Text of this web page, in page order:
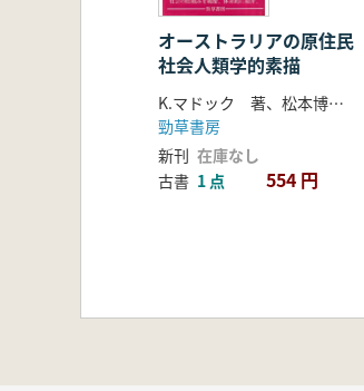
オーストラリアの原住民
社会人類学的素描
K.マドック 著、松本博之 訳
勁草書房
新刊 在庫なし
古書 1 点 554 円